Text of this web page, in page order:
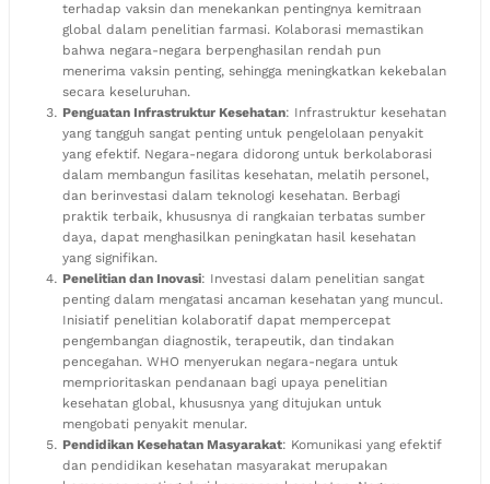
terhadap vaksin dan menekankan pentingnya kemitraan
global dalam penelitian farmasi. Kolaborasi memastikan
bahwa negara-negara berpenghasilan rendah pun
menerima vaksin penting, sehingga meningkatkan kekebalan
secara keseluruhan.
Penguatan Infrastruktur Kesehatan: Infrastruktur kesehatan
yang tangguh sangat penting untuk pengelolaan penyakit
yang efektif. Negara-negara didorong untuk berkolaborasi
dalam membangun fasilitas kesehatan, melatih personel,
dan berinvestasi dalam teknologi kesehatan. Berbagi
praktik terbaik, khususnya di rangkaian terbatas sumber
daya, dapat menghasilkan peningkatan hasil kesehatan
yang signifikan.
Penelitian dan Inovasi: Investasi dalam penelitian sangat
penting dalam mengatasi ancaman kesehatan yang muncul.
Inisiatif penelitian kolaboratif dapat mempercepat
pengembangan diagnostik, terapeutik, dan tindakan
pencegahan. WHO menyerukan negara-negara untuk
memprioritaskan pendanaan bagi upaya penelitian
kesehatan global, khususnya yang ditujukan untuk
mengobati penyakit menular.
Pendidikan Kesehatan Masyarakat: Komunikasi yang efektif
dan pendidikan kesehatan masyarakat merupakan